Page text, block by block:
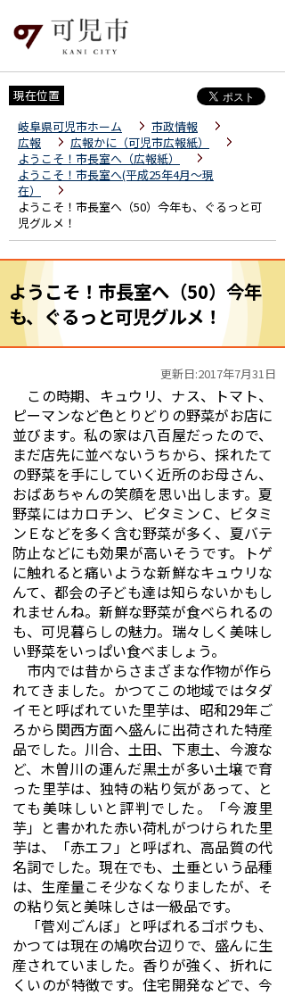
現在位置
岐阜県可児市ホーム
市政情報
広報
広報かに（可児市広報紙）
ようこそ！市長室へ（広報紙）
ようこそ！市長室へ(平成25年4月～現
在）
ようこそ！市長室へ（50）今年も、ぐるっと可
児グルメ！
ようこそ！市長室へ（50）今年
も、ぐるっと可児グルメ！
更新日:2017年7月31日
この時期、キュウリ、ナス、トマト、
ピーマンなど色とりどりの野菜がお店に
並びます。私の家は八百屋だったので、
まだ店先に並べないうちから、採れたて
の野菜を手にしていく近所のお母さん、
おばあちゃんの笑顔を思い出します。夏
野菜にはカロチン、ビタミンＣ、ビタミ
ンＥなどを多く含む野菜が多く、夏バテ
防止などにも効果が高いそうです。トゲ
に触れると痛いような新鮮なキュウリな
んて、都会の子ども達は知らないかもし
れませんね。新鮮な野菜が食べられるの
も、可児暮らしの魅力。瑞々しく美味し
い野菜をいっぱい食べましょう。
市内では昔からさまざまな作物が作ら
れてきました。かつてこの地域ではタダ
イモと呼ばれていた里芋は、昭和29年ご
ろから関西方面へ盛んに出荷された特産
品でした。川合、土田、下恵土、今渡な
ど、木曽川の運んだ黒土が多い土壌で育
った里芋は、独特の粘り気があって、と
ても美味しいと評判でした。「今渡里
芋」と書かれた赤い荷札がつけられた里
芋は、「赤エフ」と呼ばれ、高品質の代
名詞でした。現在でも、土垂という品種
は、生産量こそ少なくなりましたが、そ
の粘り気と美味しさは一級品です。
「菅刈ごんぼ」と呼ばれるゴボウも、
かつては現在の鳩吹台辺りで、盛んに生
産されていました。香りが強く、折れに
くいのが特徴です。住宅開発などで、今